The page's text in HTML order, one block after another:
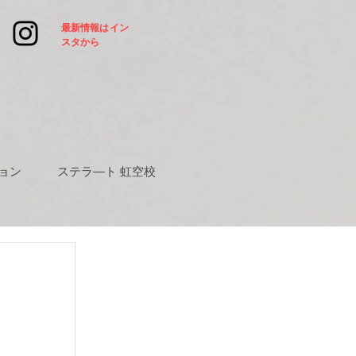
​最新情報はイン
スタから
ン ステラ―ト 虹空校